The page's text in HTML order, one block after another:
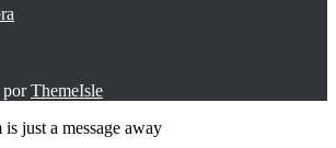
porThemeIsle
just a message away